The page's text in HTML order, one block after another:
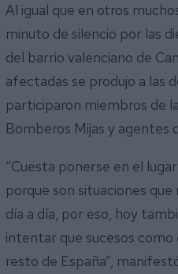
LinkedIn
Meneame
Message
Print
Al igual que en otros
minuto de silencio por las
del barrio valenciano de
afectadas se produjo a las
participaron miembros de
Bomberos Mijas y agentes
“Cuesta ponerse en el
porque son situaciones
día a día, por eso, hoy
intentar que sucesos como
resto de España”,